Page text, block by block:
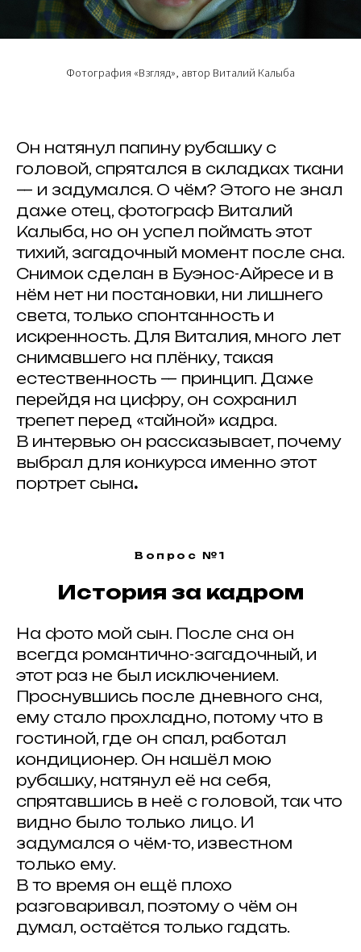
Фотография «Взгляд», автор Виталий Калыба
Он натянул папину рубашку с
головой, спрятался в складках ткани
— и задумался. О чём? Этого не знал
даже отец, фотограф Виталий
Калыба, но он успел поймать этот
тихий, загадочный момент после сна.
Снимок сделан в Буэнос-Айресе и в
нём нет ни постановки, ни лишнего
света, только спонтанность и
искренность. Для Виталия, много лет
снимавшего на плёнку, такая
естественность — принцип. Даже
перейдя на цифру, он сохранил
трепет перед «тайной» кадра.
В интервью он рассказывает, почему
выбрал для конкурса именно этот
портрет сына.
Вопрос №1
История за кадром
На фото мой сын. После сна он
всегда романтично-загадочный, и
этот раз не был исключением.
Проснувшись после дневного сна,
ему стало прохладно, потому что в
гостиной, где он спал, работал
кондиционер. Он нашёл мою
рубашку, натянул её на себя,
спрятавшись в неё с головой, так что
видно было только лицо. И
задумался о чём-то, известном
только ему.
В то время он ещё плохо
разговаривал, поэтому о чём он
думал, остаётся только гадать.